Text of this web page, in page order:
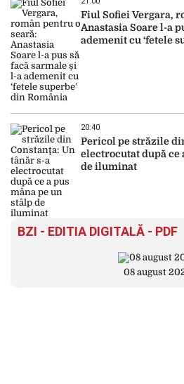
Fiul Sofiei Vergara,
Anastasia Soare l-a
ademenit cu ‘fetele
20:40
Pericol pe străzile
electrocutat după ce
de iluminat
BZI - EDITIA DIGITALĂ - PDF
08 august